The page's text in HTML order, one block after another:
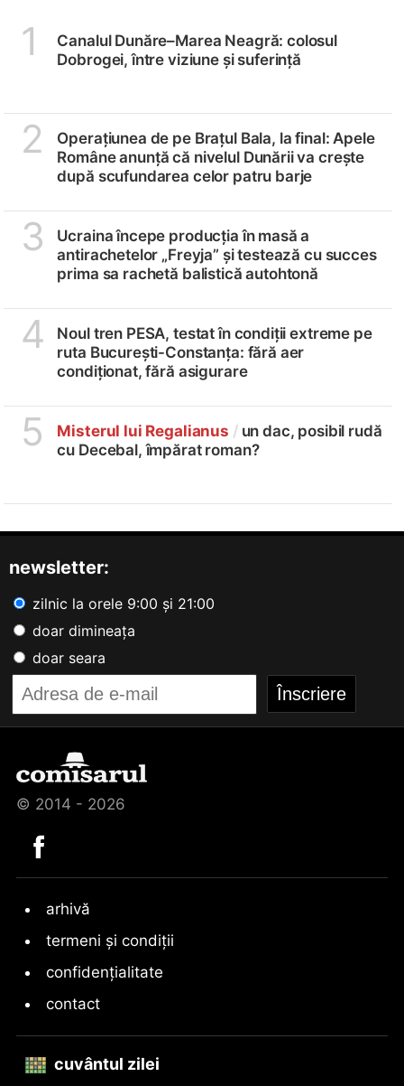
1
Canalul Dunăre–Marea Neagră: colosul
Dobrogei, între viziune și suferință
2
Operațiunea de pe Brațul Bala, la final: Apele
Române anunță că nivelul Dunării va crește
după scufundarea celor patru barje
3
Ucraina începe producția în masă a
antirachetelor „Freyja” și testează cu succes
prima sa rachetă balistică autohtonă
4
Noul tren PESA, testat în condiții extreme pe
ruta București-Constanța: fără aer
condiționat, fără asigurare
5 Misterul lui Regalianus /un dac, posibil rudă
cu Decebal, împărat roman?
newsletter:
zilnic la orele 9:00 și 21:00
doar dimineața
doar seara
© 2014 - 2026
arhivă
termeni și condiții
confidențialitate
contact
cuvântul zilei